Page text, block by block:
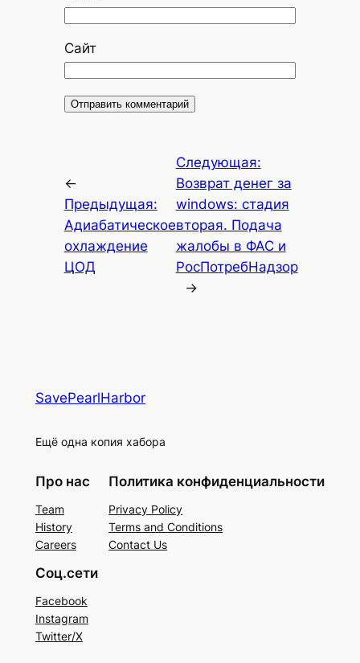
Сайт
←
Предыдущая:
Адиабатическое
охлаждение
ЦОД
Следующая:
Возврат денег за
windows: стадия
вторая. Подача
жалобы в ФАС и
РосПотребНадзор
→
SavePearlHarbor
Ещё одна копия хабора
Про нас
Team
History
Careers
Политика конфиденциальности
Privacy Policy
Terms and Conditions
Contact Us
Соц.сети
Facebook
Instagram
Twitter/X